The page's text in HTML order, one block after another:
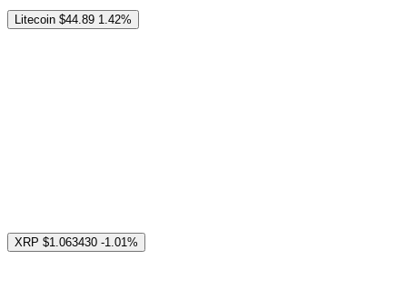
Litecoin $44.89 1.42%
XRP $1.063430 -1.01%